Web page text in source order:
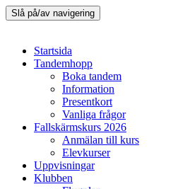
Slå på/av navigering
HoppaStartsida
Tandemhopp
Boka tandem
Information
Presentkort
Vanliga frågor
Fallskärmskurs 2026
Anmälan till kurs
Elevkurser
Uppvisningar
Klubben